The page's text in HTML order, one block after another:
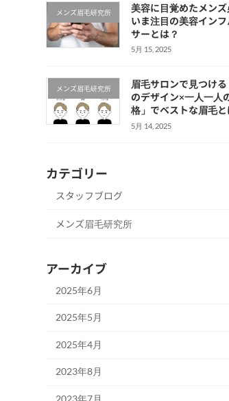
メンズ眉毛研究所
美容に目覚めたメンズ
いま注目の美容インフ
サーとは？
5月 15, 2025
メンズ眉毛研究所
眉毛サロンで見つけ
のデザイン×一人一人
格」でベストな眉毛と
5月 14, 2025
カテゴリー
スタッフブログ
メンズ眉毛研究所
アーカイブ
2025年6月
2025年5月
2025年4月
2023年8月
2023年7月